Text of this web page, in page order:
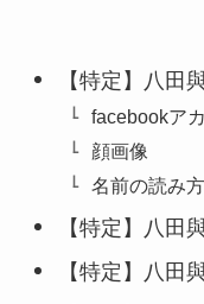
【特定】八田
facebookア
顔画像
名前の読み方
【特定】八田
【特定】八田